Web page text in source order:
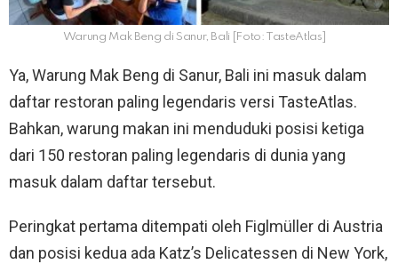
Warung Mak Beng di Sanur, Bali [Foto: TasteAtlas]
Ya, Warung Mak Beng di Sanur, Bali ini masuk dalam
daftar restoran paling legendaris versi TasteAtlas.
Bahkan, warung makan ini menduduki posisi ketiga
dari 150 restoran paling legendaris di dunia yang
masuk dalam daftar tersebut.
Peringkat pertama ditempati oleh Figlmüller di Austria
dan posisi kedua ada Katz’s Delicatessen di New York,